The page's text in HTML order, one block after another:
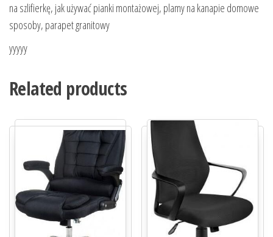
na szlifierkę, jak używać pianki montażowej, plamy na kanapie domowe
sposoby, parapet granitowy
yyyyy
Related products